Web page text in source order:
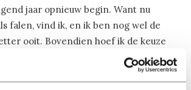
jaar opnieuw begin. Want nu
falen, vind ik, en ik ben nog wel de
ooit. Bovendien hoef ik de keuze
studievertraging dan niet zelf te
heeft mijn docente het